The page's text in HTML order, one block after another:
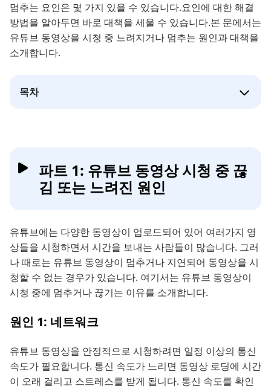
멈추는 요인은 몇 가지 있을 수 있습니다.요인에 대한 해결
방법을 알아두면 바로 대책을 세울 수 있습니다.본 문에서는
유튜브 동영상을 시청 중 느려지거나 멈추는 원인과 대책을
소개합니다.
목차
파트 1: 유튜브 동영상 시청 중 끊
김 또는 느려진 원인
유튜브에는 다양한 동영상이 업로드되어 있어 여러가지 영
상들을 시청하면서 시간을 보내는 사람들이 많습니다. 그러
나 때로는 유튜브 동영상이 멈추거나 지연되어 동영상을 시
청할 수 없는 경우가 있습니다. 여기서는 유튜브 동영상이
시청 중에 멈추거나 끊기는 이유를 소개합니다.
원인 1: 네트워크
유튜브 동영상을 안정적으로 시청하려면 일정 이상의 통신
속도가 필요합니다. 통신 속도가 느리면 동영상 로딩에 시간
이 오래 걸리고 스트레스를 받게 됩니다. 통신 속도를 확인